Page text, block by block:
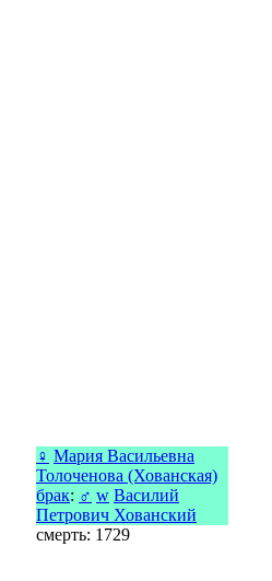
♀ Мария Васильевна
Толоченова (Хованская)
брак: ♂ w Василий
Петрович Хованский
смерть: 1729